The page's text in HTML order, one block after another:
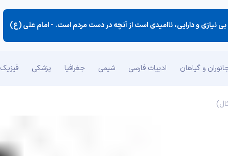
بی نیازی و دارایی، ناامیدی است از آنچه در دست مردم است. -امام علی (ع)
و گیاهان ادبیات فارسی شیمی جغرافیا پزشکی فیزیک